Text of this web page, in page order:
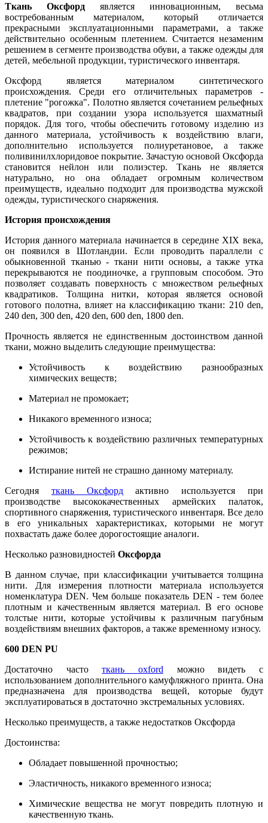
Ткань Оксфорд является инновационным, весьма
востребованным материалом, который отличается
прекрасными эксплуатационными параметрами, а также
действительно особенным плетением. Считается незаменим
решением в сегменте производства обуви, а также одежды для
детей, мебельной продукции, туристического инвентаря.
Оксфорд является материалом синтетического
происхождения. Среди его отличительных параметров -
плетение "рогожка". Полотно является сочетанием рельефных
квадратов, при создании узора используется шахматный
порядок. Для того, чтобы обеспечить готовому изделию из
данного материала, устойчивость к воздействию влаги,
дополнительно используется полиуретановое, а также
поливинилхлоридовое покрытие. Зачастую основой Оксфорда
становится нейлон или полиэстер. Ткань не является
натурально, но она обладает огромным количеством
преимуществ, идеально подходит для производства мужской
одежды, туристического снаряжения.
История происхождения
История данного материала начинается в середине XIX века,
он появился в Шотландии. Если проводить параллели с
обыкновенной тканью - ткани нити основы, а также утка
перекрываются не поодиночке, а групповым способом. Это
позволяет создавать поверхность с множеством рельефных
квадратиков. Толщина нитки, которая является основой
готового полотна, влияет на классификацию ткани: 210 den,
240 den, 300 den, 420 den, 600 den, 1800 den.
Прочность является не единственным достоинством данной
ткани, можно выделить следующие преимущества:
Устойчивость к воздействию разнообразных
химических веществ;
Материал не промокает;
Никакого временного износа;
Устойчивость к воздействию различных температурных
режимов;
Истирание нитей не страшно данному материалу.
Сегодня ткань Оксфордактивно используется при
производстве высококачественных армейских палаток,
спортивного снаряжения, туристического инвентаря. Все дело
в его уникальных характеристиках, которыми не могут
похвастать даже более дорогостоящие аналоги.
Несколько разновидностей Оксфорда
В данном случае, при классификации учитывается толщина
нити. Для измерения плотности материала используется
номенклатура DEN. Чем больше показатель DEN - тем более
плотным и качественным является материал. В его основе
толстые нити, которые устойчивы к различным пагубным
воздействиям внешних факторов, а также временному износу.
600 DEN PU
Достаточно частоткань oxford можно видеть с
использованием дополнительного камуфляжного принта. Она
предназначена для производства вещей, которые будут
эксплуатироваться в достаточно экстремальных условиях.
Несколько преимуществ, а также недостатков Оксфорда
Достоинства:
Обладает повышенной прочностью;
Эластичность, никакого временного износа;
Химические вещества не могут повредить плотную и
качественную ткань.